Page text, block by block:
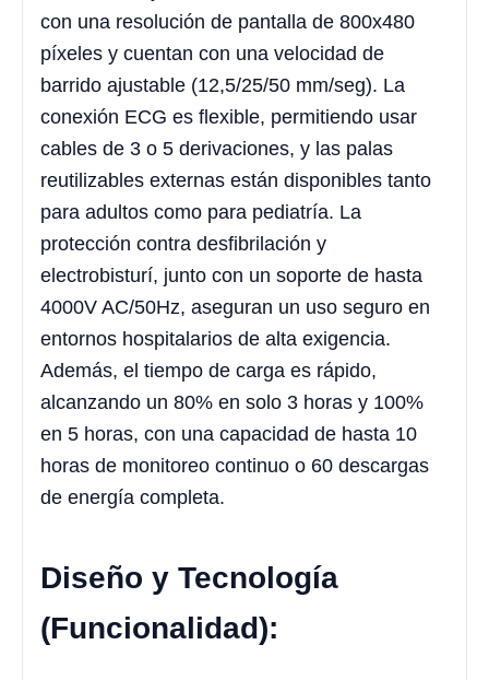
con una resolución de pantalla de 800x480
píxeles y cuentan con una velocidad de
barrido ajustable (12,5/25/50 mm/seg). La
conexión ECG es flexible, permitiendo usar
cables de 3 o 5 derivaciones, y las palas
reutilizables externas están disponibles tanto
para adultos como para pediatría. La
protección contra desfibrilación y
electrobisturí, junto con un soporte de hasta
4000V AC/50Hz, aseguran un uso seguro en
entornos hospitalarios de alta exigencia.
Además, el tiempo de carga es rápido,
alcanzando un 80% en solo 3 horas y 100%
en 5 horas, con una capacidad de hasta 10
horas de monitoreo continuo o 60 descargas
de energía completa.
Diseño y Tecnología
(Funcionalidad):